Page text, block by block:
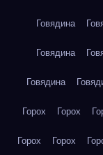
Говядина
Говядина
Говядина
Горох Горох
Горох Горох